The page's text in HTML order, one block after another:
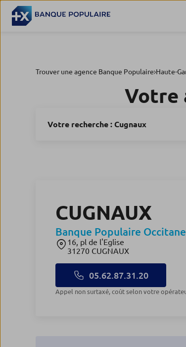
Trouver une agence Banque Populaire Haute-
Votre
Votre recherche : Cugnaux
CUGNAUX
Banque Populaire Occitane
16, pl de l'Eglise
31270 CUGNAUX
05.62.87.31.20
Appel non surtaxé, coût selon votre